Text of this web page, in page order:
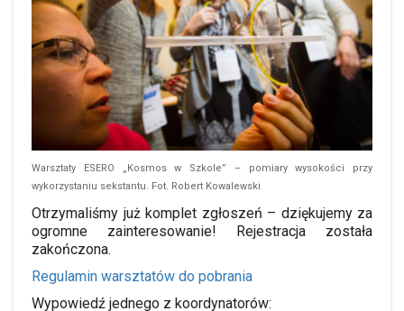
Warsztaty ESERO „Kosmos w Szkole” – pomiary wysokości przy
wykorzystaniu sekstantu. Fot. Robert Kowalewski
Otrzymaliśmy już komplet zgłoszeń – dziękujemy za
ogromne zainteresowanie! Rejestracja została
zakończona.
Regulamin warsztatów do pobrania
Wypowiedź jednego z koordynatorów: